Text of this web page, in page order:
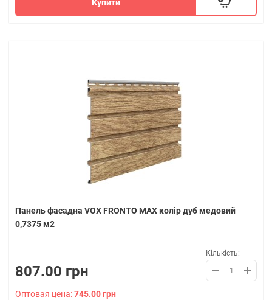
Купити
Панель фасадна VOX FRONTO MAX колір дуб медовий
0,7375 м2
807.00 грн
Кількість:
Оптовая цена:745.00 грн